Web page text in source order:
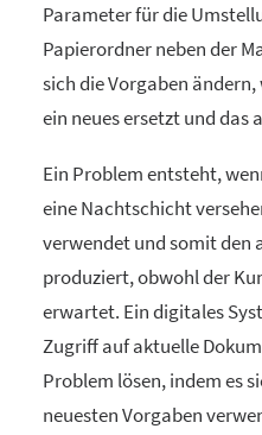
Parameter für die
Papierordner neben der
sich die Vorgaben
ein neues ersetzt und das
Ein Problem entsteht,
eine Nachtschicht
verwendet und somit den
produziert, obwohl der
erwartet. Ein digitales
Zugriff auf aktuelle
Problem lösen, indem es
neuesten Vorgaben